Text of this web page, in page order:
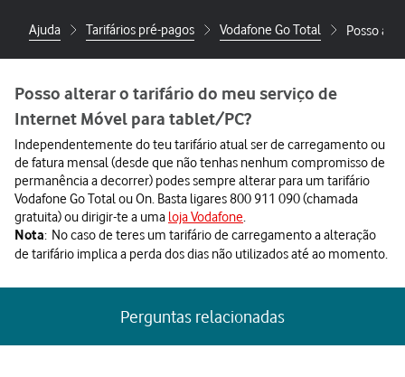
Ajuda Tarifários pré-pagos Vodafone Go Total Posso
Posso alterar o tarifário do meu serviço de
Internet Móvel para tablet/PC?
Independentemente do teu tarifário atual ser de carregamento ou
de fatura mensal (desde que não tenhas nenhum compromisso de
permanência a decorrer) podes sempre alterar para um tarifário
Vodafone Go Total ou On. Basta ligares 800 911 090 (chamada
gratuita) ou dirigir-te a uma loja Vodafone.
Nota: No caso de teres um tarifário de carregamento a alteração
de tarifário implica a perda dos dias não utilizados até ao momento.
Perguntas relacionadas